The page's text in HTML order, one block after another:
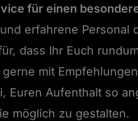
für einen
erfahrene Personal
dass Ihr Euch
mit
Euren Aufenthalt so
möglich zu gestalten.